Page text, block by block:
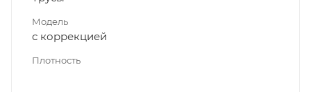
Модель
с коррекцией
Плотность